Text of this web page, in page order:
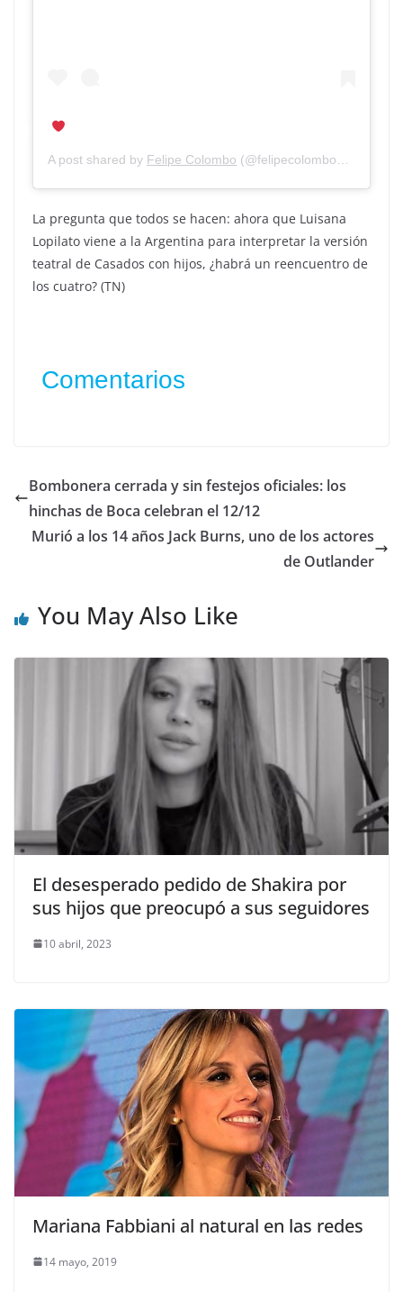
A post shared by Felipe Colombo (@felipecolombook) on
La pregunta que todos se hacen: ahora que Luisana
Lopilato viene a la Argentina para interpretar la versión
teatral de Casados con hijos, ¿habrá un reencuentro de
los cuatro? (TN)
Comentarios
Bombonera cerrada y sin festejos oficiales: los
hinchas de Boca celebran el 12/12
Murió a los 14 años Jack Burns, uno de los actores
de Outlander
You May Also Like
El desesperado pedido de Shakira por
sus hijos que preocupó a sus seguidores
10 abril, 2023
Mariana Fabbiani al natural en las redes
14 mayo, 2019